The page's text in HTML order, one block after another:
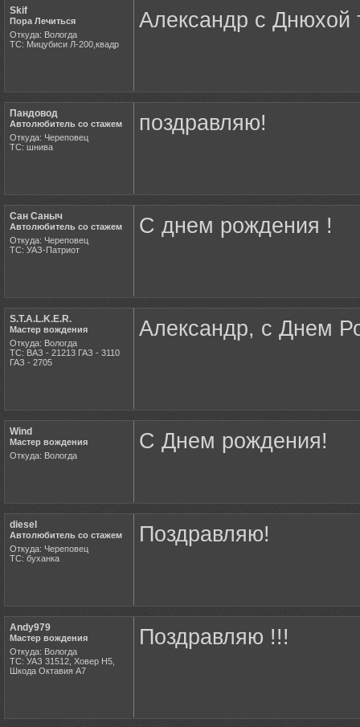
Skif
Пора Лечиться
Откуда: Вологда
ТС: Мицубиси Л-200,квадр
Александр с Днюхой
Пандовод
Автолюбитель со стажем
Откуда: Череповец
ТС: шнива
поздравляю!
Сан Саныч
Автолюбитель со стажем
Откуда: Череповец
ТС: УАЗ-Патриот
С днем рождения !
S.T.A.L.K.E.R.
Мастер вождения
Откуда: Вологда
ТС: ВАЗ - 21213 ГАЗ - 3110
ГАЗ - 2705
Александр, с Днем
Wind
Мастер вождения
Откуда: Вологда
С Днем рождения!
diesel
Автолюбитель со стажем
Откуда: Череповец
ТС: буханка
Поздравляю!
Andy979
Мастер вождения
Откуда: Вологда
ТС: УАЗ 31512, Ховер Н5,
Шкода Октавия А7
Поздравляю !!!